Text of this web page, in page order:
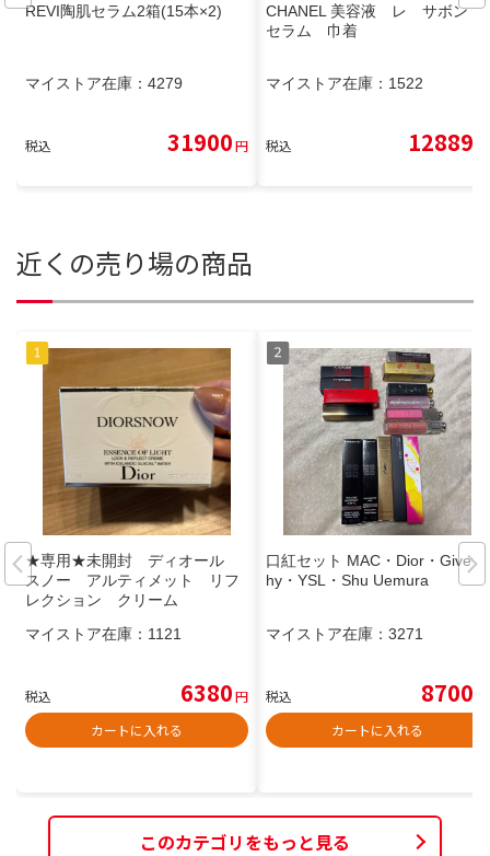
REVI陶肌セラム2箱(15本×2)
マイストア在庫： 4279
税込 31900円
CHANEL 美容液 レ サボン
セラム 巾着
マイストア在庫： 1522
税込 12889
近くの売り場の商品
★専用★未開封 ディオール
スノー アルティメット リフ
レクション クリーム
マイストア在庫： 1121
税込 6380円
カートに入れる
口紅セット MAC・Dior・Givenc
hy・YSL・Shu Uemura
マイストア在庫： 3271
税込 8700
カートに入れる
このカテゴリをもっと見る